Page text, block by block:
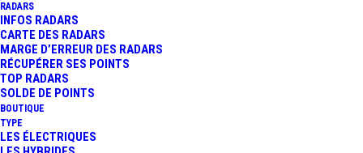
RADARS
INFOS RADARS
CARTE DES RADARS
MARGE D’ERREUR DES RADARS
RÉCUPÉRER SES POINTS
TOP RADARS
SOLDE DE POINTS
BOUTIQUE
TYPE
LES ÉLECTRIQUES
2 Minutes